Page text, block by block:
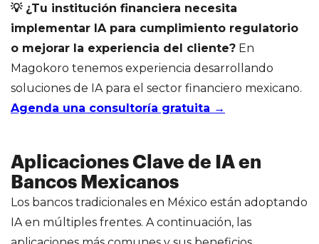
💡 ¿Tu institución financiera necesita
implementar IA para cumplimiento regulatorio
o mejorar la experiencia del cliente? En
Magokoro tenemos experiencia desarrollando
soluciones de IA para el sector financiero mexicano.
Agenda una consultoría gratuita →
Aplicaciones Clave de IA en
Bancos Mexicanos
Los bancos tradicionales en México están adoptando
IA en múltiples frentes. A continuación, las